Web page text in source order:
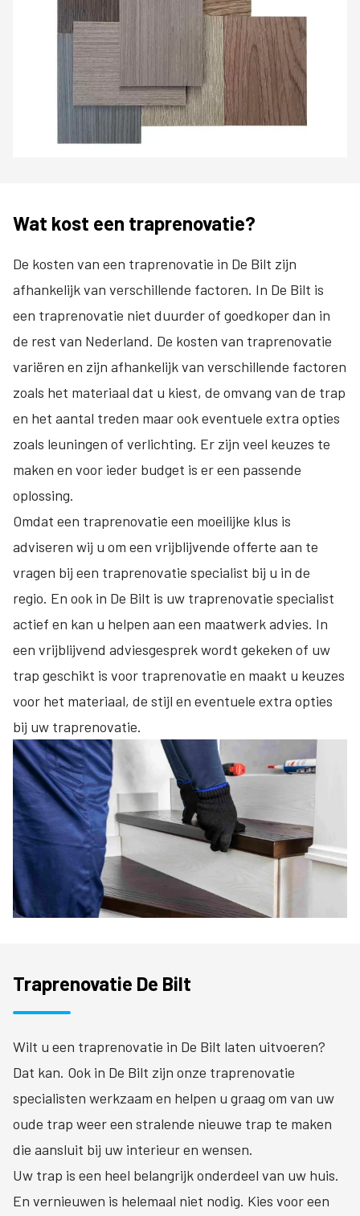
Wat kost een traprenovatie?
De kosten van een traprenovatie in De Bilt zijn
afhankelijk van verschillende factoren. In De Bilt is
een traprenovatie niet duurder of goedkoper dan in
de rest van Nederland. De kosten van traprenovatie
variëren en zijn afhankelijk van verschillende factoren
zoals het materiaal dat u kiest, de omvang van de trap
en het aantal treden maar ook eventuele extra opties
zoals leuningen of verlichting. Er zijn veel keuzes te
maken en voor ieder budget is er een passende
oplossing.
Omdat een traprenovatie een moeilijke klus is
adviseren wij u om een vrijblijvende offerte aan te
vragen bij een traprenovatie specialist bij u in de
regio. En ook in De Bilt is uw traprenovatie specialist
actief en kan u helpen aan een maatwerk advies. In
een vrijblijvend adviesgesprek wordt gekeken of uw
trap geschikt is voor traprenovatie en maakt u keuzes
voor het materiaal, de stijl en eventuele extra opties
bij uw traprenovatie.
Traprenovatie De Bilt
Wilt u een traprenovatie in De Bilt laten uitvoeren?
Dat kan. Ook in De Bilt zijn onze traprenovatie
specialisten werkzaam en helpen u graag om van uw
oude trap weer een stralende nieuwe trap te maken
die aansluit bij uw interieur en wensen.
Uw trap is een heel belangrijk onderdeel van uw huis.
En vernieuwen is helemaal niet nodig. Kies voor een